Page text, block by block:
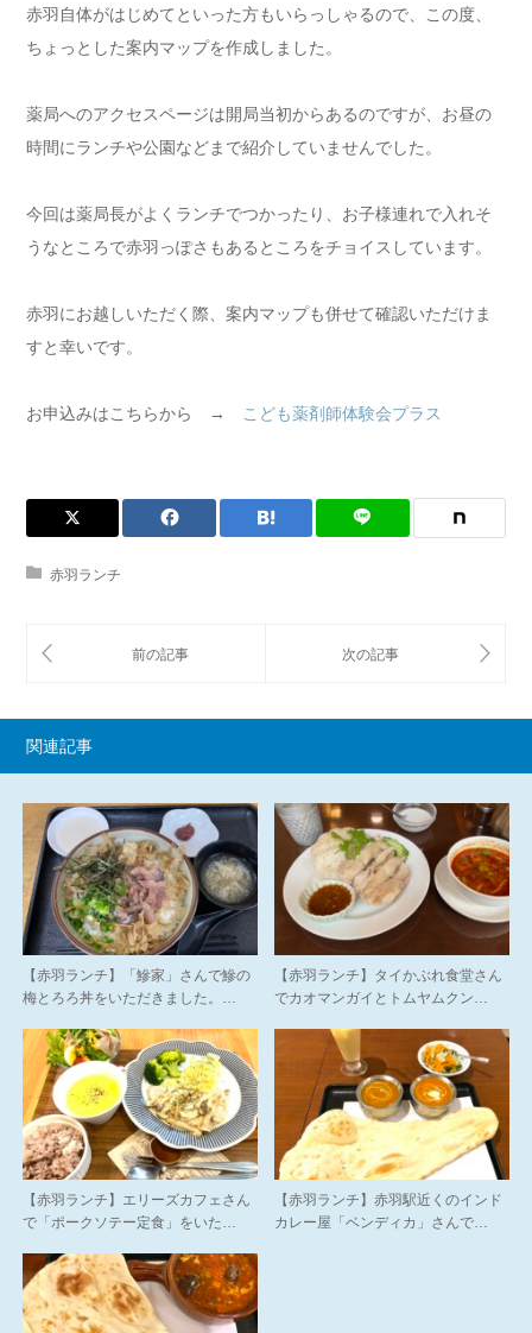
赤羽自体がはじめてといった方もいらっしゃるので、この度、
ちょっとした案内マップを作成しました。
薬局へのアクセスページは開局当初からあるのですが、お昼の
時間にランチや公園などまで紹介していませんでした。
今回は薬局長がよくランチでつかったり、お子様連れで入れそ
うなところで赤羽っぽさもあるところをチョイスしています。
赤羽にお越しいただく際、案内マップも併せて確認いただけま
すと幸いです。
お申込みはこちらから → こども薬剤師体験会プラス
赤羽ランチ
関連記事
【赤羽ランチ】「鰺家」さんで鰺の
梅とろろ丼をいただきました。…
【赤羽ランチ】タイかぶれ食堂さん
でカオマンガイとトムヤムクン…
【赤羽ランチ】エリーズカフェさん
で「ポークソテー定食」をいた…
【赤羽ランチ】赤羽駅近くのインド
カレー屋「ベンディカ」さんで…